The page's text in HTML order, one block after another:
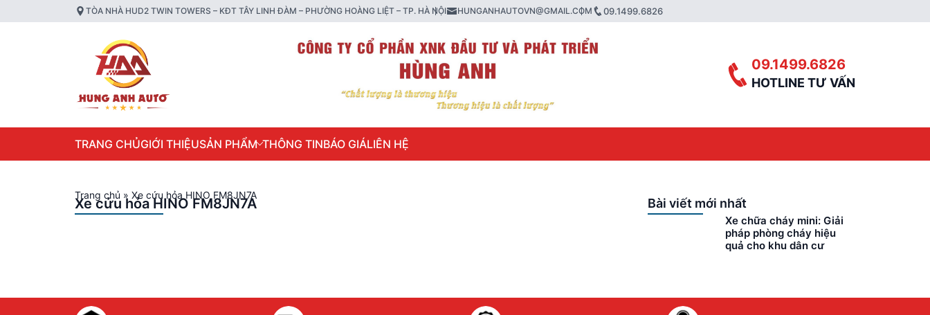
TÒA NHÀ HUD2 TWIN TOWERS – KĐT TÂY LINH ĐÀM – PHƯỜNG HOÀNG LIỆT – TP. HÀ NỘI HUNGANHAUTOVN@GMAIL.COM 09.1499.6826
09.1499.6826
HOTLINE TƯ VẤN
TRANG CHỦGIỚI THIỆUSẢN PHẨM THÔNG TINBÁO GIÁLIÊN HỆ
Trang chủ » Xe cứu hỏa HINO FM8JN7A
Xe cứu hỏa HINO FM8JN7A Bài viết mới nhất
Xe chữa cháy mini: Giải
pháp phòng cháy hiệu
quả cho khu dân cư